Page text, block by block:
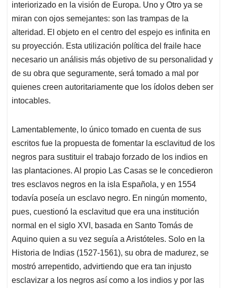
interiorizado en la visión de Europa. Uno y Otro ya se
miran con ojos semejantes: son las trampas de la
alteridad. El objeto en el centro del espejo es infinita en
su proyección. Esta utilización política del fraile hace
necesario un análisis más objetivo de su personalidad y
de su obra que seguramente, será tomado a mal por
quienes creen autoritariamente que los ídolos deben ser
intocables.
Lamentablemente, lo único tomado en cuenta de sus
escritos fue la propuesta de fomentar la esclavitud de los
negros para sustituir el trabajo forzado de los indios en
las plantaciones. Al propio Las Casas se le concedieron
tres esclavos negros en la isla Española, y en 1554
todavía poseía un esclavo negro. En ningún momento,
pues, cuestionó la esclavitud que era una institución
normal en el siglo XVI, basada en Santo Tomás de
Aquino quien a su vez seguía a Aristóteles. Solo en la
Historia de Indias (1527-1561), su obra de madurez, se
mostró arrepentido, advirtiendo que era tan injusto
esclavizar a los negros así como a los indios y por las